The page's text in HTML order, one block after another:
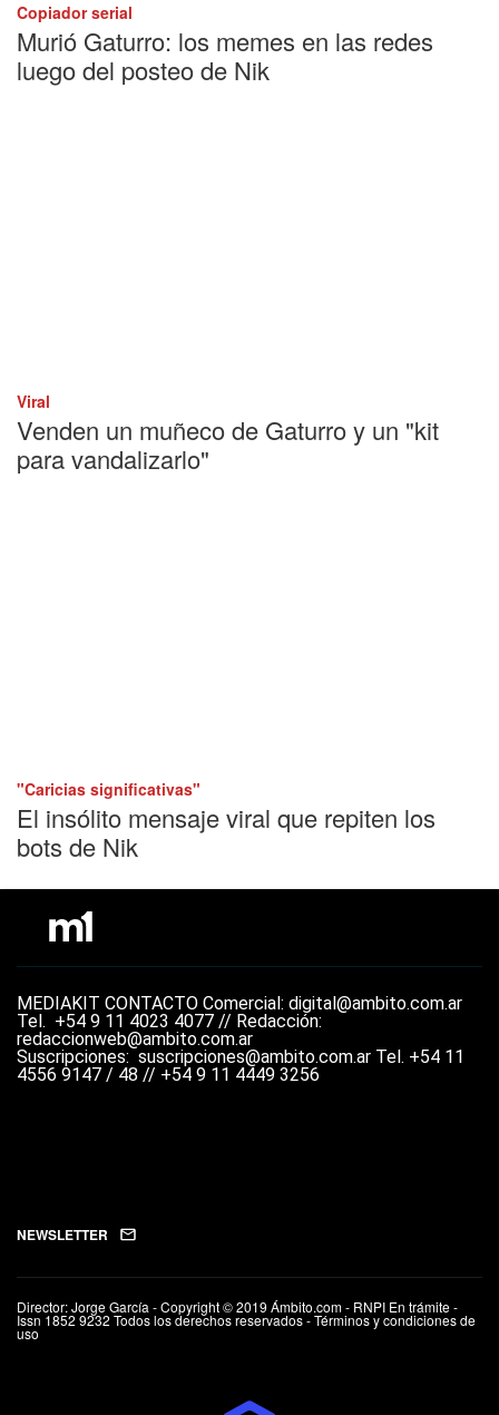
Copiador serial
Murió Gaturro: los memes en las redes
luego del posteo de Nik
Viral
Venden un muñeco de Gaturro y un "kit
para vandalizarlo"
"Caricias significativas"
El insólito mensaje viral que repiten los
bots de Nik
MEDIAKIT CONTACTO Comercial: digital@ambito.com.ar
Tel. +54 9 11 4023 4077 // Redacción:
redaccionweb@ambito.com.ar
Suscripciones: suscripciones@ambito.com.ar Tel. +54 11
4556 9147 / 48 // +54 9 11 4449 3256
NEWSLETTER
Director: Jorge García - Copyright © 2019 Ámbito.com - RNPI En trámite -
Issn 1852 9232 Todos los derechos reservados - Términos y condiciones de
uso